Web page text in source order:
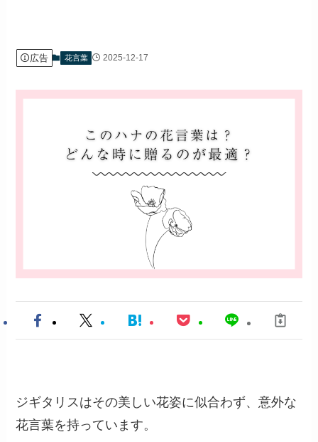
広告 花言葉 2025-12-17
ジギタリスはその美しい花姿に似合わず、意外な
花言葉を持っています。